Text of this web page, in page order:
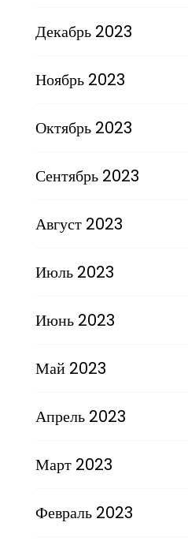
Декабрь 2023
Ноябрь 2023
Октябрь 2023
Сентябрь 2023
Август 2023
Июль 2023
Июнь 2023
Май 2023
Апрель 2023
Март 2023
Февраль 2023